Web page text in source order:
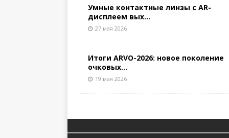
Умные контактные линзы с AR-
дисплеем вых...
27 мая 2026
Итоги ARVO-2026: новое поколение
очковых...
19 мая 2026